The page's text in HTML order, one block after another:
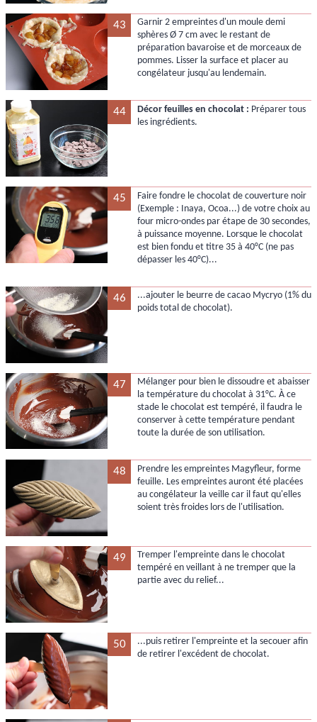
43
Garnir 2 empreintes d'un moule demi
sphères Ø 7 cm avec le restant de
préparation bavaroise et de morceaux de
pommes. Lisser la surface et placer au
congélateur jusqu'au lendemain.
44 Décor feuilles en chocolat : Préparer tous
les ingrédients.
45
Faire fondre le chocolat de couverture noir
(Exemple : Inaya, Ocoa...) de votre choix au
four micro-ondes par étape de 30 secondes,
à puissance moyenne. Lorsque le chocolat
est bien fondu et titre 35 à 40°C (ne pas
dépasser les 40°C)...
46
...ajouter le beurre de cacao Mycryo (1% du
poids total de chocolat).
47
Mélanger pour bien le dissoudre et abaisser
la température du chocolat à 31°C. À ce
stade le chocolat est tempéré, il faudra le
conserver à cette température pendant
toute la durée de son utilisation.
48
Prendre les empreintes Magyfleur, forme
feuille. Les empreintes auront été placées
au congélateur la veille car il faut qu'elles
soient très froides lors de l'utilisation.
49
Tremper l'empreinte dans le chocolat
tempéré en veillant à ne tremper que la
partie avec du relief...
50
...puis retirer l'empreinte et la secouer afin
de retirer l'excédent de chocolat.